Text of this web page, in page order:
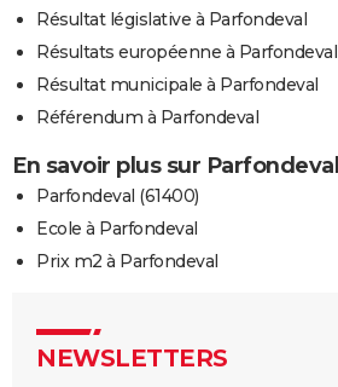
Résultat législative à Parfondeval
Résultats européenne à Parfondeval
Résultat municipale à Parfondeval
Référendum à Parfondeval
En savoir plus sur Parfondeval
Parfondeval (61400)
Ecole à Parfondeval
Prix m2 à Parfondeval
NEWSLETTERS